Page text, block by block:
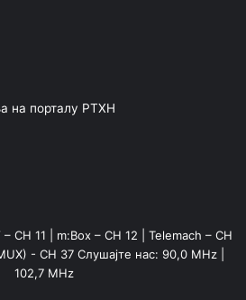
на порталу РТХН
CH 11 | m:Box – CH 12 | Telemach – CH
- CH 37 Слушајте нас: 90,0 MHz |
102,7 MHz